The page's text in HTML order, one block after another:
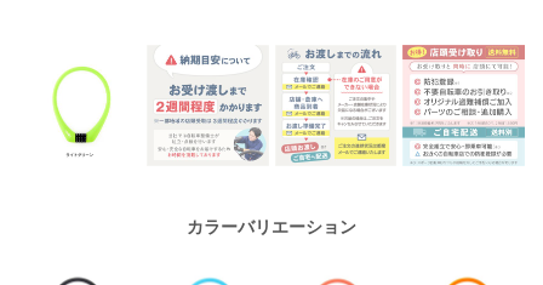
カラーバリエーション